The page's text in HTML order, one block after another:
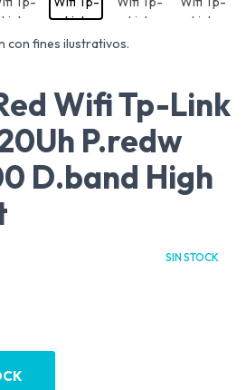
con fines ilustrativos.
Wifi Tp-Link
P.redw
D.band High
SIN STOCK